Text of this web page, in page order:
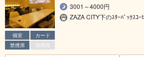
個室
カード
禁煙席
喫煙席
3001～4000円
ZAZA CITY下のｽﾀｰﾊﾞｯｸｽｺｰ